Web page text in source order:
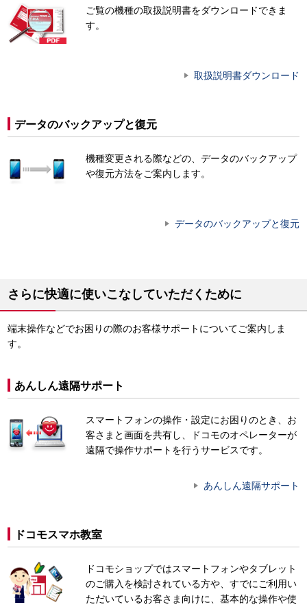
ご覧の機種の取扱説明書をダウンロードできま
す。
取扱説明書ダウンロード
データのバックアップと復元
機種変更される際などの、データのバックアップ
や復元方法をご案内します。
データのバックアップと復元
さらに快適に使いこなしていただくために
端末操作などでお困りの際のお客様サポートについてご案内しま
す。
あんしん遠隔サポート
スマートフォンの操作・設定にお困りのとき、お
客さまと画面を共有し、ドコモのオペレーターが
遠隔で操作サポートを行うサービスです。
あんしん遠隔サポート
ドコモスマホ教室
ドコモショップではスマートフォンやタブレット
のご購入を検討されている方や、すでにご利用い
ただいているお客さま向けに、基本的な操作や使